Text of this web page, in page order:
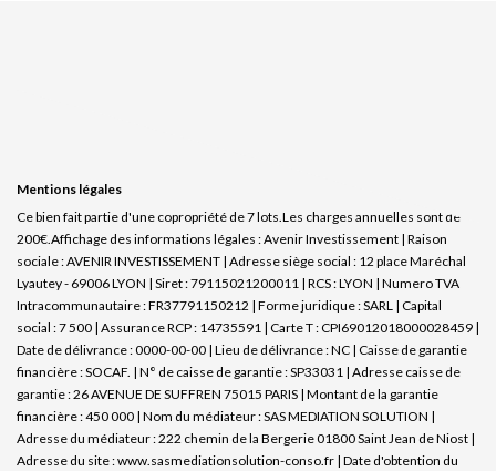
Mentions légales
Ce bien fait partie d'une copropriété de 7 lots.Les charges annuelles sont de
200€.Affichage des informations légales : Avenir Investissement | Raison
sociale : AVENIR INVESTISSEMENT | Adresse siège social : 12 place Maréchal
Lyautey - 69006 LYON | Siret : 79115021200011 | RCS : LYON | Numero TVA
Intracommunautaire : FR37791150212 | Forme juridique : SARL | Capital
social : 7 500 | Assurance RCP : 14735591 | Carte T : CPI69012018000028459 |
Date de délivrance : 0000-00-00 | Lieu de délivrance : NC | Caisse de garantie
financière : SOCAF. | N° de caisse de garantie : SP33031 | Adresse caisse de
garantie : 26 AVENUE DE SUFFREN 75015 PARIS | Montant de la garantie
financière : 450 000 | Nom du médiateur : SAS MEDIATION SOLUTION |
Adresse du médiateur : 222 chemin de la Bergerie 01800 Saint Jean de Niost |
Adresse du site :www.sasmediationsolution-conso.fr | Date d'obtention du